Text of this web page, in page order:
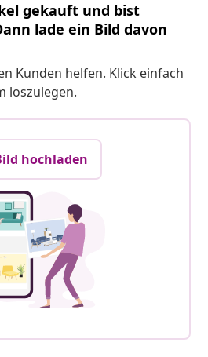
gekauft und bist
lade ein Bild davon
Kunden helfen. Klick einfach
loszulegen.
hochladen